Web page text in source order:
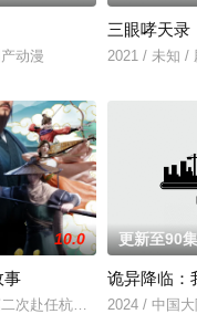
动漫
三眼哮天录
2021 / 未知 /
10.0
事
次赴任杭州，与老友佛印（
更新至90集
诡异降临：
2024 / 中国